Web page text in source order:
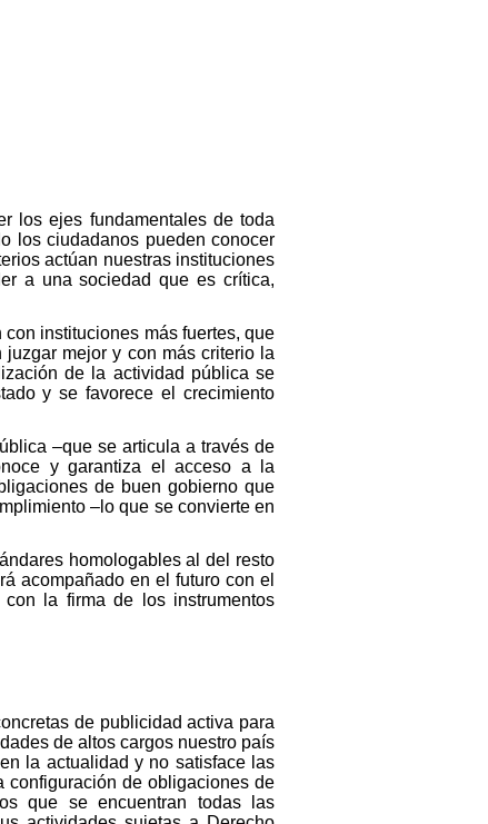
los ejes fundamentales de toda
los ciudadanos pueden conocer
actúan nuestras instituciones
a una sociedad que es crítica,
instituciones más fuertes, que
mejor y con más criterio la
de la actividad pública se
y se favorece el crecimiento
–que se articula a través de
y garantiza el acceso a la
de buen gobierno que
–lo que se convierte en
homologables al del resto
acompañado en el futuro con el
la firma de los instrumentos
de publicidad activa para
de altos cargos nuestro país
la actualidad y no satisface las
configuración de obligaciones de
que se encuentran todas las